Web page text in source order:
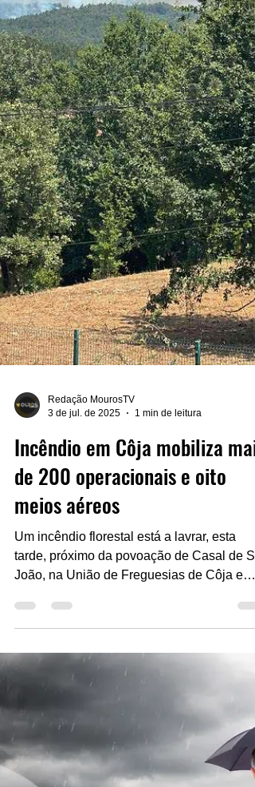
Redação MourosTV
1 min de leitura
Incêndio em Côja mobiliza mais
de 200 operacionais e oito
meios aéreos
Um incêndio florestal está a lavrar, esta
tarde, próximo da povoação de Casal de
João, na União de Freguesias de Côja e
Barril de...